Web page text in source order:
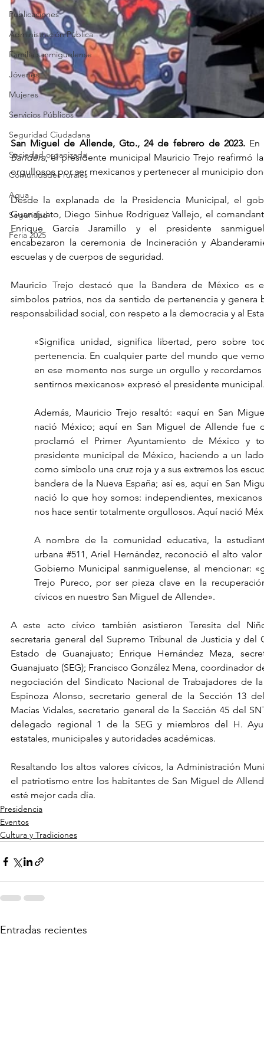
Publicaciones
Administración Pública
Familia sanmiguelense
Jóvenes
Mujeres
Servicios Públicos
Seguridad Ciudadana
Sociedad organizada
Comunidades rurales
Agua
Seguridad
Feria 2025
San Miguel de Allende, Gto., 24 de febrero de 2023.
Bandera, el presidente municipal Mauricio Trejo reafirmó
orgullosos por ser mexicanos y pertenecer al municipio
Desde la explanada de la Presidencia Municipal, el
Guanajuato, Diego Sinhue Rodríguez Vallejo, el
Enrique García Jaramillo y el presidente
encabezaron la ceremonia de Incineración y
escuelas y de cuerpos de seguridad.
Mauricio Trejo destacó que la Bandera de México es
símbolos patrios, nos da sentido de pertenencia y genera
responsabilidad social, con respeto a la democracia y al
«Significa unidad, significa libertad, pero sobre
pertenencia. En cualquier parte del mundo que
en ese momento nos surge un orgullo y recordamos
sentirnos mexicanos» expresó el presidente
Además, Mauricio Trejo resaltó: «aquí en San
nació México; aquí en San Miguel de Allende fue
proclamó el Primer Ayuntamiento de México y
presidente municipal de México, haciendo a un
como símbolo una cruz roja y a sus extremos los
bandera de la Nueva España; así es, aquí en San
nació lo que hoy somos: independientes,
nos hace sentir totalmente orgullosos. Aquí nació
A nombre de la comunidad educativa, la
urbana #511, Ariel Hernández, reconoció el alto
Gobierno Municipal sanmiguelense, al mencionar:
Trejo Pureco, por ser pieza clave en la
cívicos en nuestro San Miguel de Allende».
A este acto cívico también asistieron Teresita del
secretaria general del Supremo Tribunal de Justicia y del
Estado de Guanajuato; Enrique Hernández Meza,
Guanajuato (SEG); Francisco González Mena, coordinador
negociación del Sindicato Nacional de Trabajadores de la
Espinoza Alonso, secretario general de la Sección 13
Macías Vidales, secretario general de la Sección 45 del
delegado regional 1 de la SEG y miembros del H.
estatales, municipales y autoridades académicas.
Resaltando los altos valores cívicos, la Administración
el patriotismo entre los habitantes de San Miguel de
esté mejor cada día.
Presidencia
Eventos
Cultura y Tradiciones
Entradas recientes